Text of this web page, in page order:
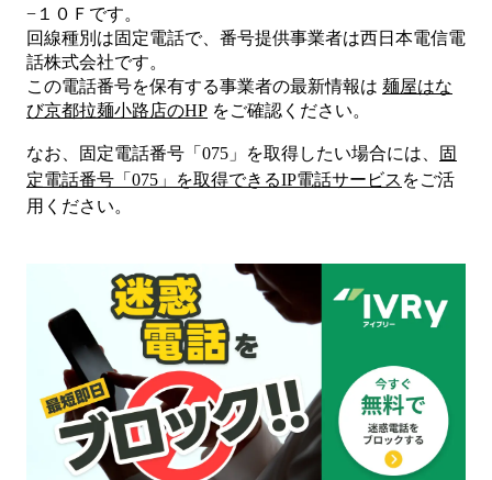
−１０Ｆ です。
回線種別は固定電話で、番号提供事業者は西日本電信電
話株式会社です。
この電話番号を保有する事業者の最新情報は 麺屋はな
び京都拉麺小路店のHP をご確認ください。
なお、固定電話番号「 075 」を取得したい場合には、
固
定電話番号「 075 」を取得できるIP電話サービス をご活
用ください。